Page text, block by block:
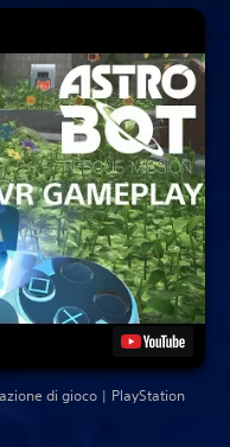
di gioco | PlayStation